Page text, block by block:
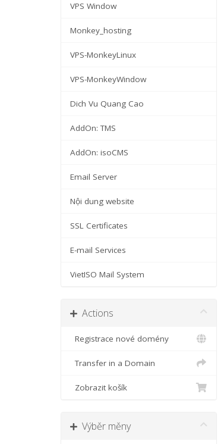
VPS Window
Monkey_hosting
VPS-MonkeyLinux
VPS-MonkeyWindow
Dich Vu Quang Cao
AddOn: TMS
AddOn: isoCMS
Email Server
Nội dung website
SSL Certificates
E-mail Services
VietISO Mail System
Actions
Registrace nové domény
Transfer in a Domain
Zobrazit košík
Výběr měny